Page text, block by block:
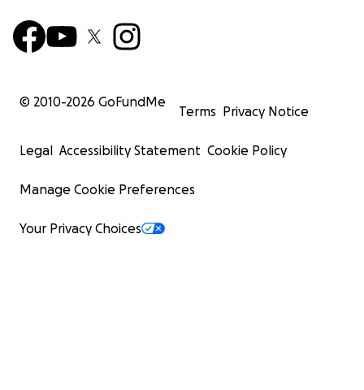
© 2010-2026 GoFundMe
Terms Privacy Notice
Legal Accessibility Statement Cookie Policy
Manage Cookie Preferences
Your Privacy Choices